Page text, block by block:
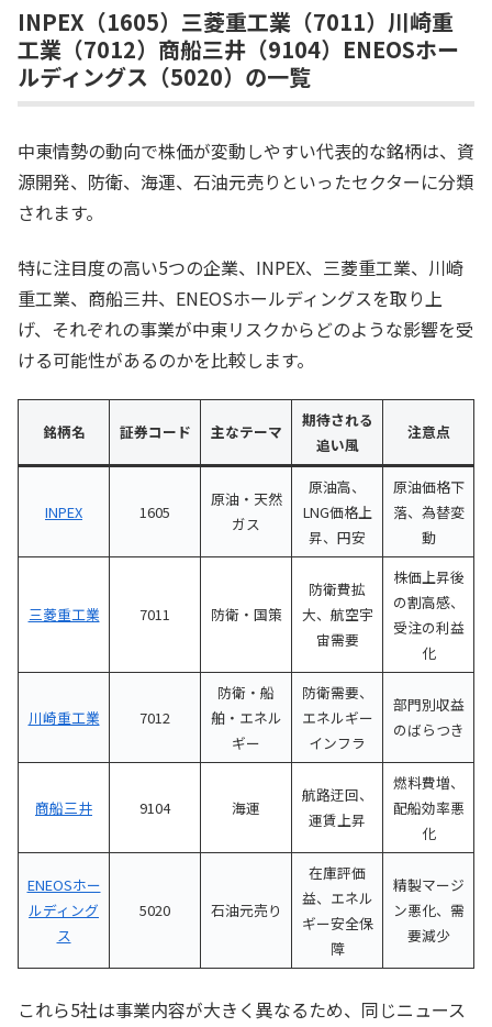
INPEX（1605）三菱重工業（7011）川崎重
工業（7012）商船三井（9104）ENEOSホー
ルディングス（5020）の一覧
中東情勢の動向で株価が変動しやすい代表的な銘柄は、資
源開発、防衛、海運、石油元売りといったセクターに分類
されます。
特に注目度の高い5つの企業、INPEX、三菱重工業、川崎
重工業、商船三井、ENEOSホールディングスを取り上
げ、それぞれの事業が中東リスクからどのような影響を受
ける可能性があるのかを比較します。
銘柄名 証券コード 主なテーマ
期待される
追い風
注意点
INPEX 1605
原油・天然
ガス
原油高、
LNG価格上
昇、円安
原油価格下
落、為替変
動
三菱重工業 7011 防衛・国策
防衛費拡
大、航空宇
宙需要
株価上昇後
の割高感、
受注の利益
化
川崎重工業 7012
防衛・船
舶・エネル
ギー
防衛需要、
エネルギー
インフラ
部門別収益
のばらつき
商船三井 9104 海運
航路迂回、
運賃上昇
燃料費増、
配船効率悪
化
ENEOSホー
ルディング
ス
5020 石油元売り
在庫評価
益、エネル
ギー安全保
障
精製マージ
ン悪化、需
要減少
これら5社は事業内容が大きく異なるため、同じニュース